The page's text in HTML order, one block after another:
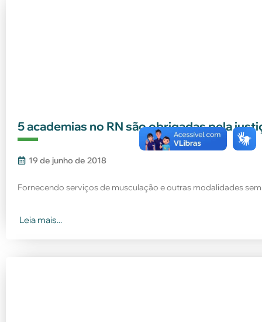
5 academias no RN são obrigadas pela
19 de junho de 2018
Fornecendo serviços de musculação e outras modalidades
Leia mais...